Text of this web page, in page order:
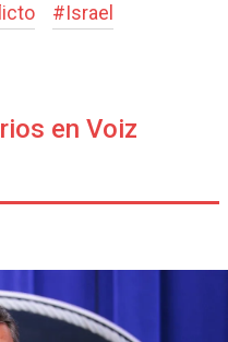
#Israel
en Voiz